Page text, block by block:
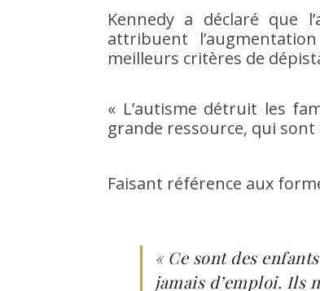
Kennedy a déclaré que
attribuent
meilleurs critères de
« L’autisme détruit les
grande ressource, qui
Faisant référence aux
« Ce sont des
jamais d’emploi. Ils